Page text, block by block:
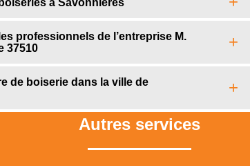
professionnels de l’entreprise M.
37510
de boiserie dans la ville de
Autres services